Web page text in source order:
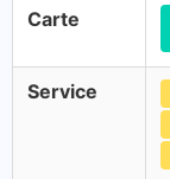
Carte
Service